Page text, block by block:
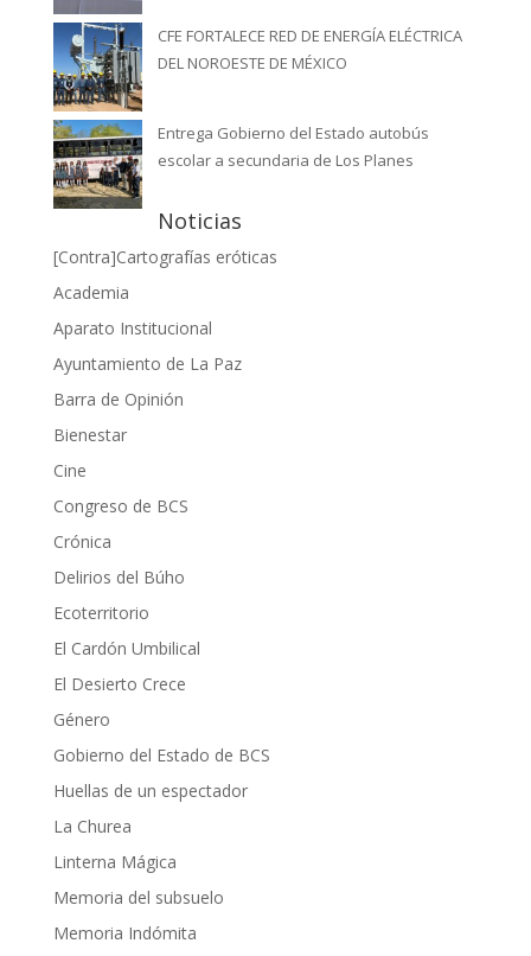
CFE FORTALECE RED DE ENERGÍA ELÉCTRICA
DEL NOROESTE DE MÉXICO
Entrega Gobierno del Estado autobús
escolar a secundaria de Los Planes
Noticias
[Contra]Cartografías eróticas
Academia
Aparato Institucional
Ayuntamiento de La Paz
Barra de Opinión
Bienestar
Cine
Congreso de BCS
Crónica
Delirios del Búho
Ecoterritorio
El Cardón Umbilical
El Desierto Crece
Género
Gobierno del Estado de BCS
Huellas de un espectador
La Churea
Linterna Mágica
Memoria del subsuelo
Memoria Indómita